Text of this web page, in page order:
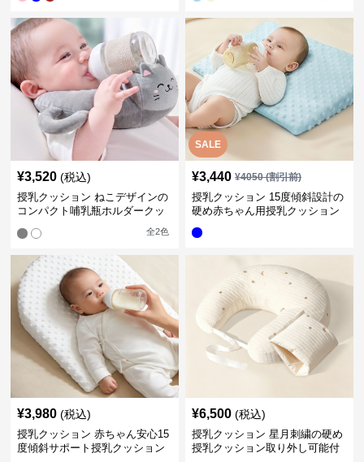
¥3,520 (税込)
授乳クッション ねこデザインの
コンパクト哺乳瓶ホルダークッ
全2色
SALE
¥3,440 ¥4050(割引前)
授乳クッション 15度傾斜設計の
硬め赤ちゃん用授乳クッション
¥3,980 (税込)
授乳クッション 赤ちゃん安心15
度傾斜サポート授乳クッション
¥6,500 (税込)
授乳クッション 星月刺繍の硬め
授乳クッション取り外し可能付